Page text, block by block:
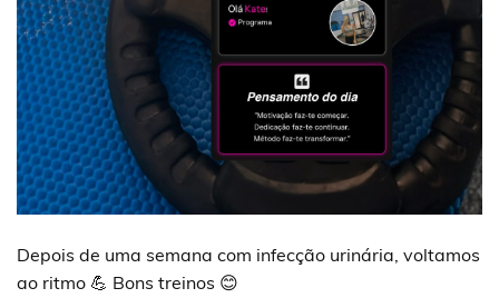
Depois de uma semana com infecção urinária, voltamos
ao ritmo 💪 Bons treinos 😊